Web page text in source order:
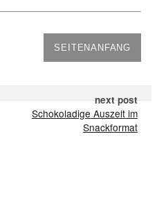
SEITENANFANG
next post
Schokoladige Auszeit im
Snackformat